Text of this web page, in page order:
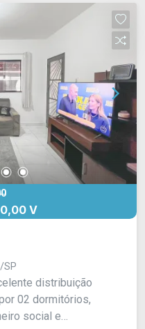
e bem planejado.
V
SP
distribuição
02 dormitórios,
social e